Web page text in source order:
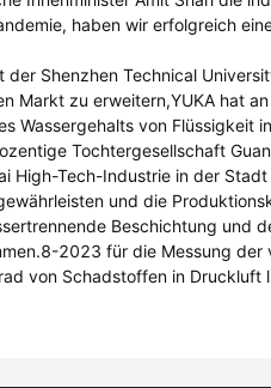
haben wir erfolgreich
Shenzhen Technical
Markt zu erweitern,YUKA hat
Wassergehalts von Flüssigkeit
Tochtergesellschaft
High-Tech-Industrie in der
und die
Beschichtung und
2023 für die Messung
von Schadstoffen in Druckluft